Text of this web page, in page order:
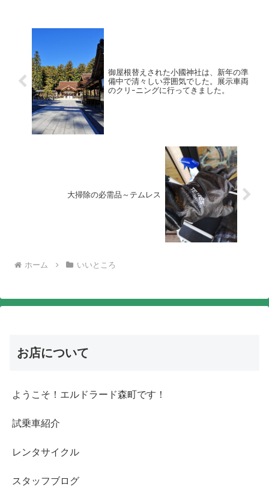
御屋根替えされた小國神社は、新年の準
備中で清々しい雰囲気でした。展示車両
のクリｰニングに行ってきました。
大掃除の必需品～テムレス
ホーム いいところ
お店について
ようこそ！エルドラード森町です！
試乗車紹介
レンタサイクル
スタッフブログ